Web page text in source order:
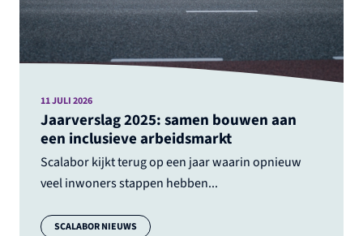
Jaarverslag 2025: samen bouwen aan
een inclusieve arbeidsmarkt
Scalabor kijkt terug op een jaar waarin opnieuw
veel inwoners stappen hebben...
11 JULI 2026
Categorie:
SCALABOR NIEUWS